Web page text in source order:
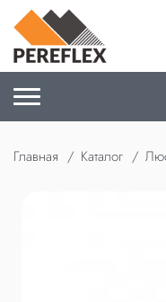
Главная Каталог